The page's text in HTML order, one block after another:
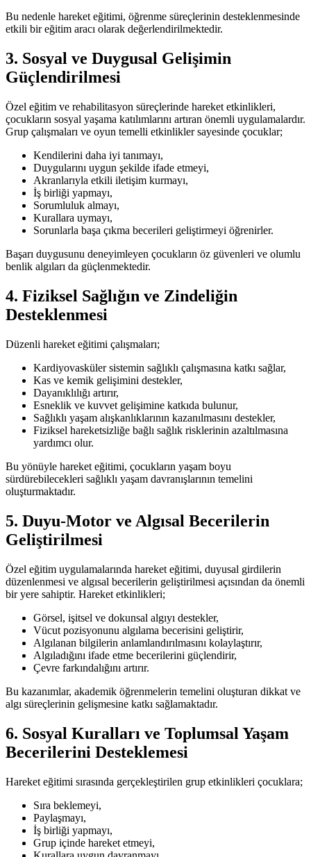
Bu nedenle hareket eğitimi, öğrenme süreçlerinin desteklenmesinde
etkili bir eğitim aracı olarak değerlendirilmektedir.
3. Sosyal ve Duygusal Gelişimin
Güçlendirilmesi
Özel eğitim ve rehabilitasyon süreçlerinde hareket etkinlikleri,
çocukların sosyal yaşama katılımlarını artıran önemli uygulamalardır.
Grup çalışmaları ve oyun temelli etkinlikler sayesinde çocuklar;
Kendilerini daha iyi tanımayı,
Duygularını uygun şekilde ifade etmeyi,
Akranlarıyla etkili iletişim kurmayı,
İş birliği yapmayı,
Sorumluluk almayı,
Kurallara uymayı,
Sorunlarla başa çıkma becerileri geliştirmeyi öğrenirler.
Başarı duygusunu deneyimleyen çocukların öz güvenleri ve olumlu
benlik algıları da güçlenmektedir.
4. Fiziksel Sağlığın ve Zindeliğin
Desteklenmesi
Düzenli hareket eğitimi çalışmaları;
Kardiyovasküler sistemin sağlıklı çalışmasına katkı sağlar,
Kas ve kemik gelişimini destekler,
Dayanıklılığı artırır,
Esneklik ve kuvvet gelişimine katkıda bulunur,
Sağlıklı yaşam alışkanlıklarının kazanılmasını destekler,
Fiziksel hareketsizliğe bağlı sağlık risklerinin azaltılmasına
yardımcı olur.
Bu yönüyle hareket eğitimi, çocukların yaşam boyu
sürdürebilecekleri sağlıklı yaşam davranışlarının temelini
oluşturmaktadır.
5. Duyu-Motor ve Algısal Becerilerin
Geliştirilmesi
Özel eğitim uygulamalarında hareket eğitimi, duyusal girdilerin
düzenlenmesi ve algısal becerilerin geliştirilmesi açısından da önemli
bir yere sahiptir. Hareket etkinlikleri;
Görsel, işitsel ve dokunsal algıyı destekler,
Vücut pozisyonunu algılama becerisini geliştirir,
Algılanan bilgilerin anlamlandırılmasını kolaylaştırır,
Algıladığını ifade etme becerilerini güçlendirir,
Çevre farkındalığını artırır.
Bu kazanımlar, akademik öğrenmelerin temelini oluşturan dikkat ve
algı süreçlerinin gelişmesine katkı sağlamaktadır.
6. Sosyal Kuralları ve Toplumsal Yaşam
Becerilerini Desteklemesi
Hareket eğitimi sırasında gerçekleştirilen grup etkinlikleri çocuklara;
Sıra beklemeyi,
Paylaşmayı,
İş birliği yapmayı,
Grup içinde hareket etmeyi,